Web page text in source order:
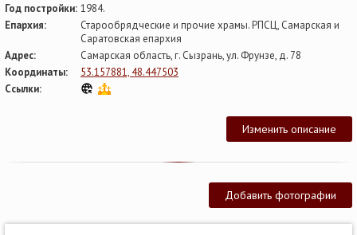
Год постройки: 1984.
Епархия:
Старообрядческие и прочие храмы. РПСЦ, Самарская и
Саратовская епархия
Адрес:
Самарская область, г. Сызрань, ул. Фрунзе, д. 78
Координаты:
53.157881, 48.447503
Ссылки:
Изменить описание
Добавить фотографии